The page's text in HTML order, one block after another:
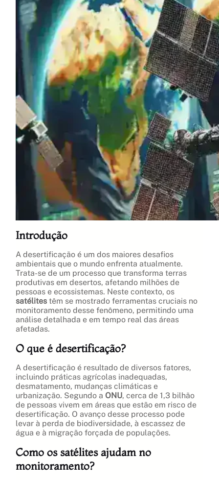
Introdução
A desertificação é um dos maiores desafios
ambientais que o mundo enfrenta atualmente.
Trata-se de um processo que transforma terras
produtivas em desertos, afetando milhões de
pessoas e ecossistemas. Neste contexto, os
satélites têm se mostrado ferramentas cruciais no
monitoramento desse fenômeno, permitindo uma
análise detalhada e em tempo real das áreas
afetadas.
O que é desertificação?
A desertificação é resultado de diversos fatores,
incluindo práticas agrícolas inadequadas,
desmatamento, mudanças climáticas e
urbanização. Segundo a ONU, cerca de 1,3 bilhão
de pessoas vivem em áreas que estão em risco de
desertificação. O avanço desse processo pode
levar à perda de biodiversidade, à escassez de
água e à migração forçada de populações.
Como os satélites ajudam no
monitoramento?